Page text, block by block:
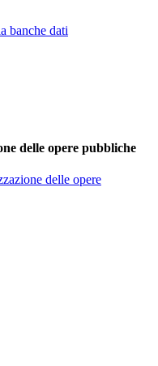
banche dati
delle opere pubbliche
delle opere